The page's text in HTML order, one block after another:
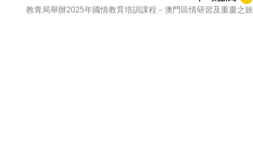
教青局舉辦2025年國情教育培訓課程－澳門區情研習及重慶之旅